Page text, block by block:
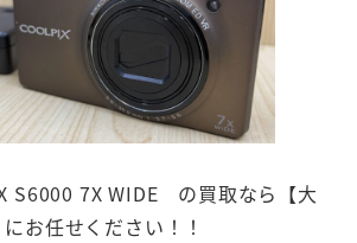
S6000 7X WIDE の買取なら【大
お任せください！！